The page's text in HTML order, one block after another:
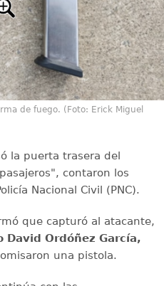
de fuego. (Foto: Erick Miguel
la puerta trasera del
contaron los
Nacional Civil (PNC).
que capturó al atacante,
David Ordóñez García,
una pistola.